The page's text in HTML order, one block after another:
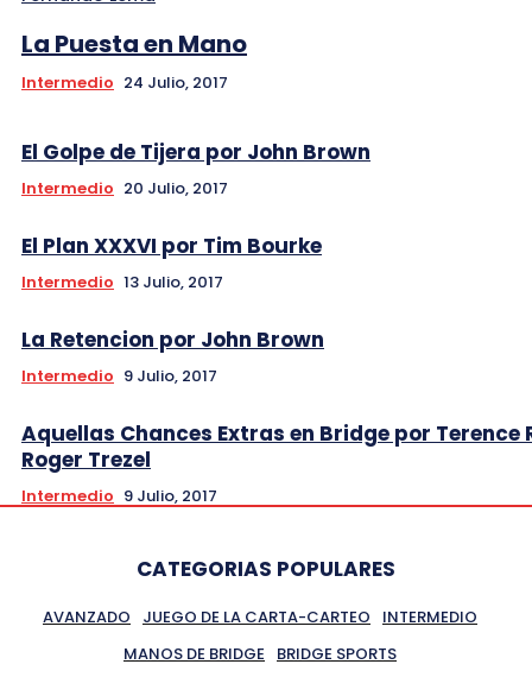
La Puesta en Mano
Intermedio 24 Julio, 2017
El Golpe de Tijera por John Brown
Intermedio 20 Julio, 2017
El Plan XXXVI por Tim Bourke
Intermedio 13 Julio, 2017
La Retencion por John Brown
Intermedio 9 Julio, 2017
Aquellas Chances Extras en Bridge por Terence
Roger Trezel
Intermedio 9 Julio, 2017
CATEGORIAS POPULARES
AVANZADO JUEGO DE LA CARTA-CARTEO
INTERMEDIO
MANOS DE BRIDGE
BRIDGE SPORTS